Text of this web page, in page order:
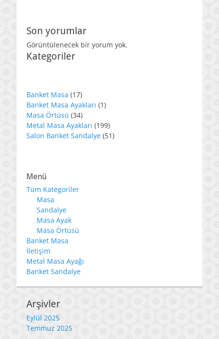
Son yorumlar
Görüntülenecek bir yorum yok.
Kategoriler
Banket Masa 1717
ürün
Banket Masa Ayakları 11
Masa Örtüsü 3434
ürün
Metal Masa Ayakları 199199
ürün
Salon Banket Sandalye 5151
Menü
Tüm Kategoriler
Masa
Sandalye
Masa Ayak
Masa Örtüsü
Banket Masa
İletişim
Metal Masa Ayağı
Banket Sandalye
Arşivler
Eylül 2025
Temmuz 2025